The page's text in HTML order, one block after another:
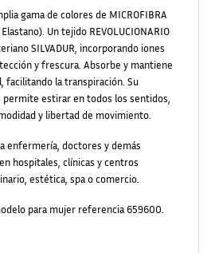
gama de colores de MICROFIBRA
Un tejido REVOLUCIONARIO
SILVADUR, incorporando iones
y frescura. Absorbe y mantiene
facilitando la transpiración. Su
permite estirar en todos los sentidos,
y libertad de movimiento.
enfermería, doctores y demás
hospitales, clínicas y centros
estética, spa o comercio.
para mujer referencia 659600.